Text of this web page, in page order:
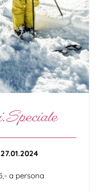
Sci
a persona